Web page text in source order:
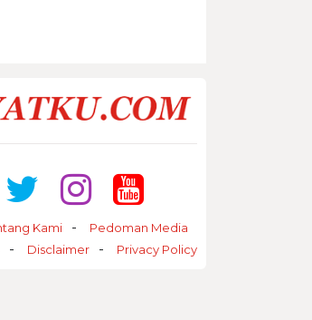
Kami
Pedoman Media
Disclaimer Privacy Policy